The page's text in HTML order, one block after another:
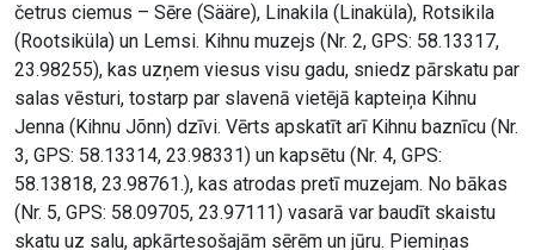
četrus ciemus – Sēre (Sääre), Linakila (Linaküla), Rotsikila
(Rootsiküla) un Lemsi. Kihnu muzejs (Nr. 2, GPS: 58.13317,
23.98255), kas uzņem viesus visu gadu, sniedz pārskatu par
salas vēsturi, tostarp par slavenā vietējā kapteiņa Kihnu
Jenna (Kihnu Jõnn) dzīvi. Vērts apskatīt arī Kihnu baznīcu (Nr.
3, GPS: 58.13314, 23.98331) un kapsētu (Nr. 4, GPS:
58.13818, 23.98761.), kas atrodas pretī muzejam. No bākas
(Nr. 5, GPS: 58.09705, 23.97111) vasarā var baudīt skaistu
skatu uz salu, apkārtesošajām sērēm un jūru. Piemiņas